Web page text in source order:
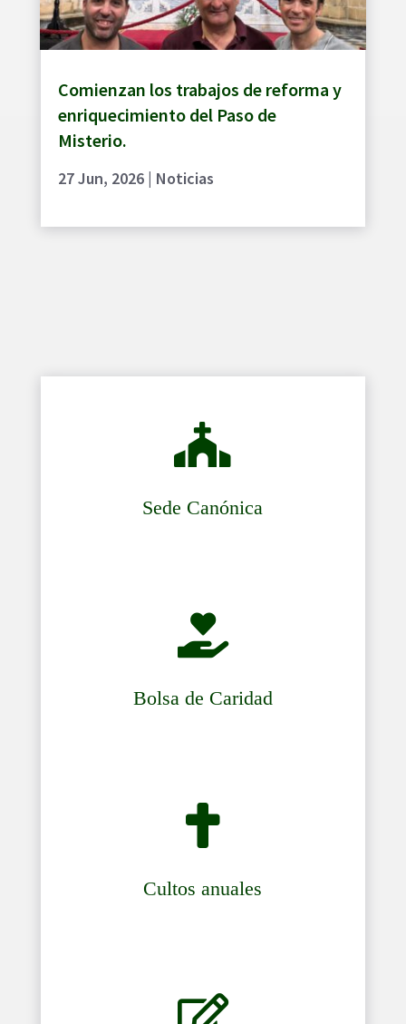
Comienzan los trabajos de reforma y
enriquecimiento del Paso de
Misterio.
27 Jun, 2026| Noticias

Sede Canónica

Bolsa de Caridad

Cultos anuales